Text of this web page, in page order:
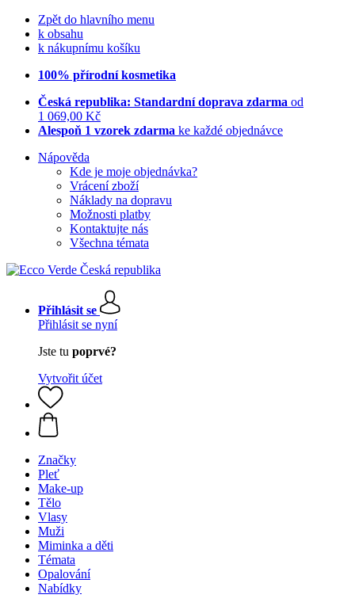
Zpět do hlavního menu
k obsahu
k nákupnímu košíku
100% přírodní kosmetika
Česká republika: Standardní doprava zdarma od
1 069,00 Kč
Alespoň 1 vzorek zdarma ke každé objednávce
Nápověda
Kde je moje objednávka?
Vrácení zboží
Náklady na dopravu
Možnosti platby
Kontaktujte nás
Všechna témata
Přihlásit se
Přihlásit se nyní
Jste tu poprvé?
Vytvořit účet
Značky
Pleť
Make-up
Tělo
Vlasy
Muži
Miminka a děti
Témata
Opalování
Nabídky